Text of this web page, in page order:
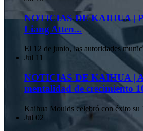
NOTICIAS DE KAIHUA |
Liang Atten...
El 12 de junio, las autoridades
Jul
11
NOTICIAS DE KAIHUA |
mentalidad de crecimiento
Kaihua Moulds celebró con éxito su
Jul 02